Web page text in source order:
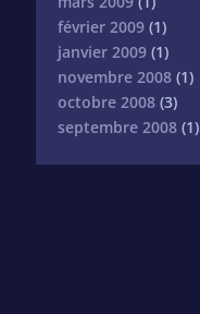
février 2009 (1)
janvier 2009 (1)
novembre 2008 (1)
octobre 2008 (3)
septembre 2008 (1)